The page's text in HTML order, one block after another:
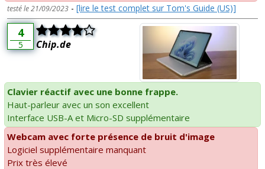
testé le 21/09/2023 - [lire le test complet sur Tom's Guide (US)]
4
5 Chip.de
Clavier réactif avec une bonne frappe.
Haut-parleur avec un son excellent
Interface USB-A et Micro-SD supplémentaire
Webcam avec forte présence de bruit d'image
Logiciel supplémentaire manquant
Prix très élevé